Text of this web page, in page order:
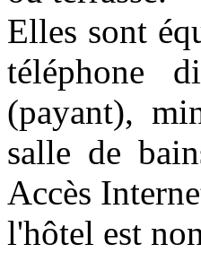
Elles sont
téléphone
(payant),
salle de
Accès
l'hôtel est